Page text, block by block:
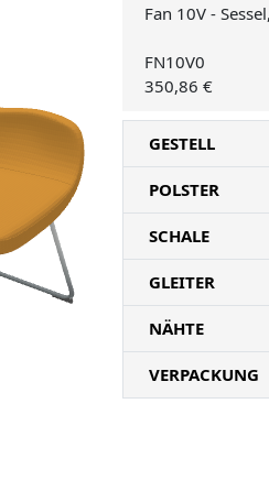
Fan 10V -
FN10V0
350,86 €
GESTELL
POLSTER
SCHALE
GLEITER
NÄHTE
VERPACKUNG